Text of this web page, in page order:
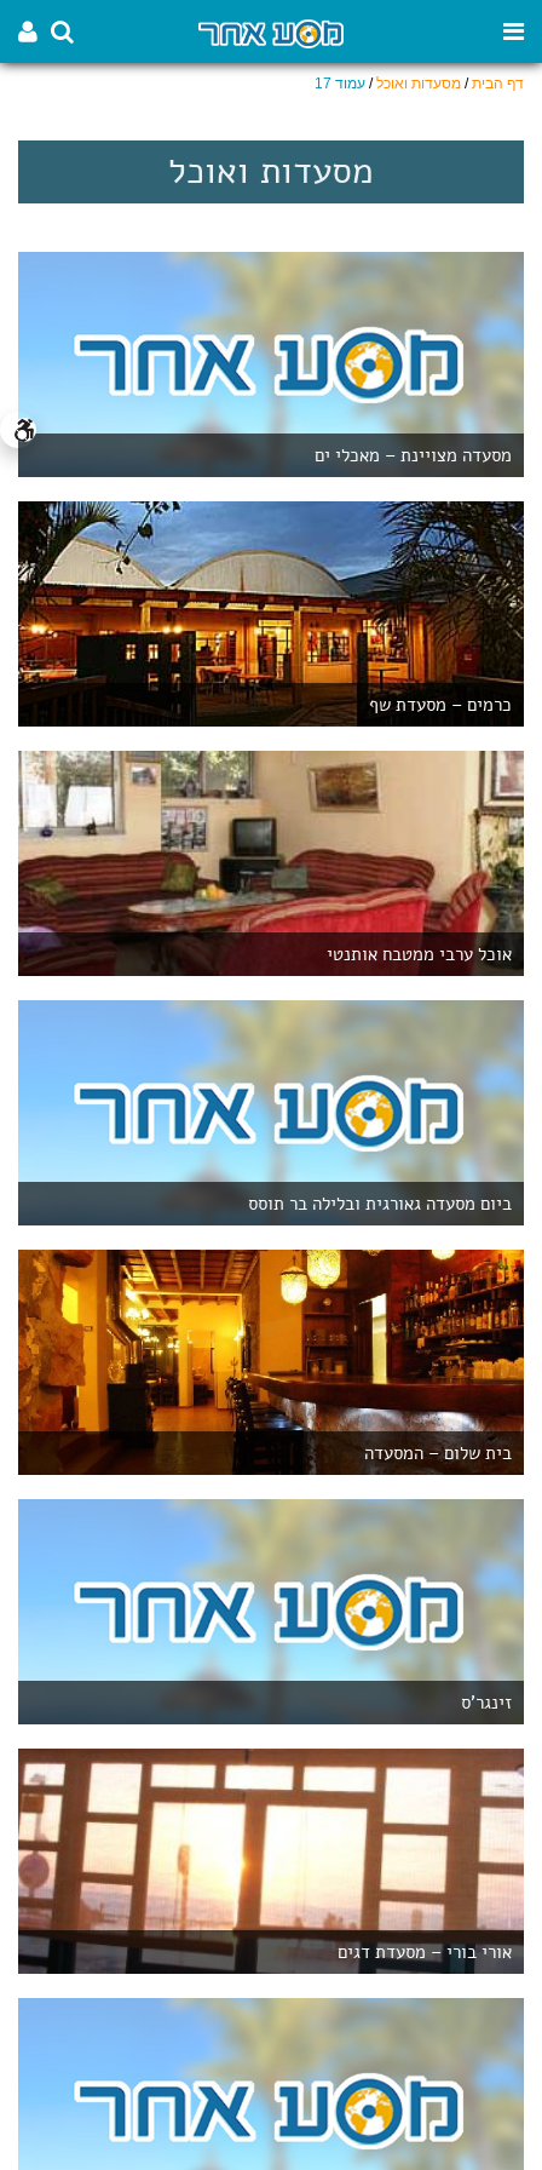
דף הבית/ מסעדות ואוכל/ עמוד 17
מסעדות ואוכל
מסעדה מצויינת – מאכלי ים
כרמים – מסעדת שף
אוכל ערבי ממטבח אותנטי
ביום מסעדה גאורגית ובלילה בר תוסס
בית שלום – המסעדה
זינגר'ס
אורי בורי – מסעדת דגים